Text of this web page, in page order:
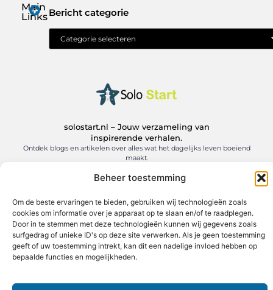
Beheer toestemming
Om de beste ervaringen te bieden, gebruiken wij technologieën zoals
cookies om informatie over je apparaat op te slaan en/of te raadplegen.
Door in te stemmen met deze technologieën kunnen wij gegevens zoals
surfgedrag of unieke ID's op deze site verwerken. Als je geen toestemming
geeft of uw toestemming intrekt, kan dit een nadelige invloed hebben op
bepaalde functies en mogelijkheden.
Main
LinksBericht categorie
solostart.nl – Jouw verzameling van
inspirerende verhalen.
Ontdek blogs en artikelen over alles wat het dagelijks leven boeiend
maakt.
@2025 All Right Reserved. Design bywww.solostart.nl.